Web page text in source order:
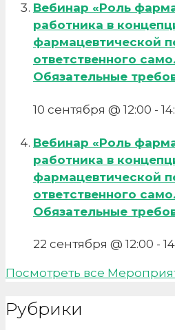
и
образования
Вебинар «Роль
работника в
фармацевтической
ответственного
Обязательные
10 сентября @ 12:00 -
Вебинар «Роль
работника в
фармацевтической
ответственного
Обязательные
22 сентября @ 12:00 -
Посмотреть все
Рубрики